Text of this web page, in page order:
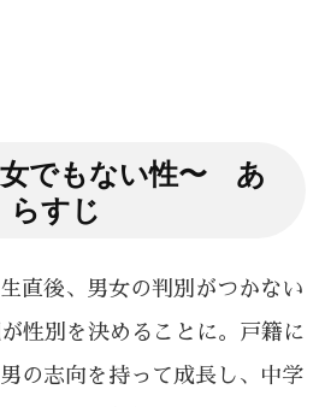
でもない性〜 あ
らすじ
直後、男女の判別がつかない
性別を決めることに。戸籍に
の志向を持って成長し、中学